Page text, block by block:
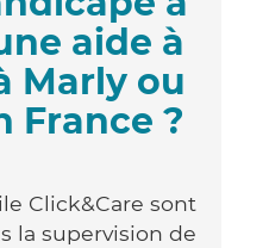
aide à
Marly ou
France ?
Click&Care sont
la supervision de